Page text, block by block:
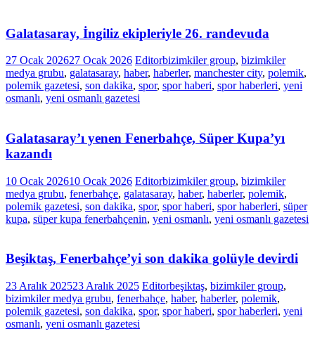
Galatasaray, İngiliz ekipleriyle 26. randevuda
27 Ocak 202627 Ocak 2026 Editorbizimkiler group, bizimkiler
medya grubu, galatasaray, haber, haberler, manchester city, polemik,
polemik gazetesi, son dakika, spor, spor haberi, spor haberleri, yeni
osmanlı, yeni osmanlı gazetesi
Galatasaray’ı yenen Fenerbahçe, Süper Kupa’yı
kazandı
10 Ocak 202610 Ocak 2026 Editorbizimkiler group, bizimkiler
medya grubu, fenerbahçe, galatasaray, haber, haberler, polemik,
polemik gazetesi, son dakika, spor, spor haberi, spor haberleri, süper
kupa, süper kupa fenerbahçenin, yeni osmanlı, yeni osmanlı gazetesi
Beşiktaş, Fenerbahçe’yi son dakika golüyle devirdi
23 Aralık 202523 Aralık 2025 Editorbeşiktaş, bizimkiler group,
bizimkiler medya grubu, fenerbahçe, haber, haberler, polemik,
polemik gazetesi, son dakika, spor, spor haberi, spor haberleri, yeni
osmanlı, yeni osmanlı gazetesi